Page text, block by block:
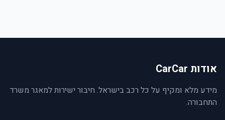
אודות CarCar
מידע מלא ומקיף על כל רכב בישראל. חיבור ישירות למאגר משרד
התחבורה.